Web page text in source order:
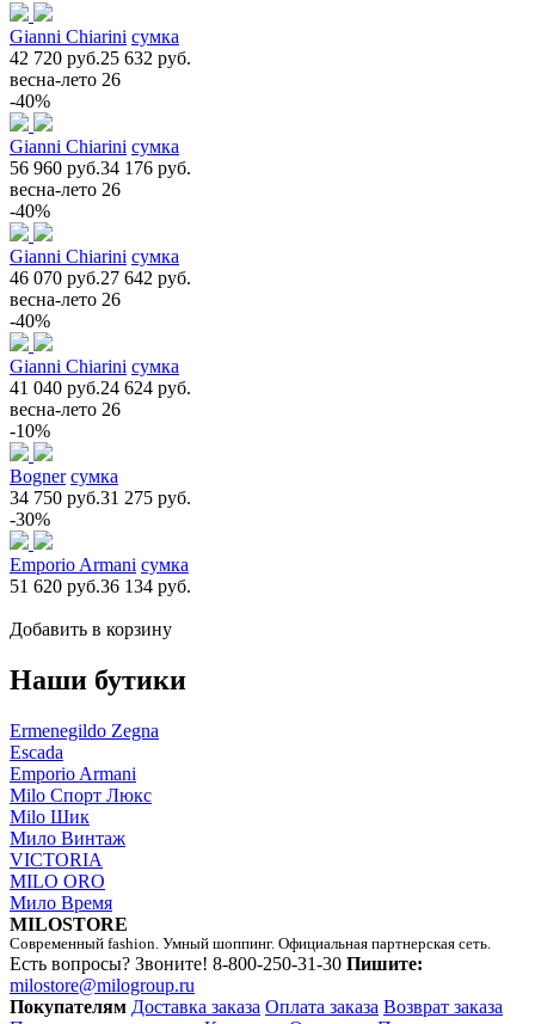
Gianni Chiarini сумка
42 720 руб.25 632 руб.
весна-лето 26
-40%
Gianni Chiarini сумка
56 960 руб.34 176 руб.
весна-лето 26
-40%
Gianni Chiarini сумка
46 070 руб.27 642 руб.
весна-лето 26
-40%
Gianni Chiarini сумка
41 040 руб.24 624 руб.
весна-лето 26
-10%
Bogner сумка
34 750 руб.31 275 руб.
-30%
Emporio Armani сумка
51 620 руб.36 134 руб.
Добавить в корзину
Наши бутики
Ermenegildo Zegna
Escada
Emporio Armani
Milo Спорт Люкс
Milo Шик
Мило Винтаж
VICTORIA
MILO ORO
Мило Время
MILOSTORE
Современный fashion. Умный шоппинг. Официальная партнерская сеть.
Есть вопросы? Звоните! 8-800-250-31-30 Пишите:
milostore@milogroup.ru
Покупателям Доставка заказа Оплата заказа Возврат заказа